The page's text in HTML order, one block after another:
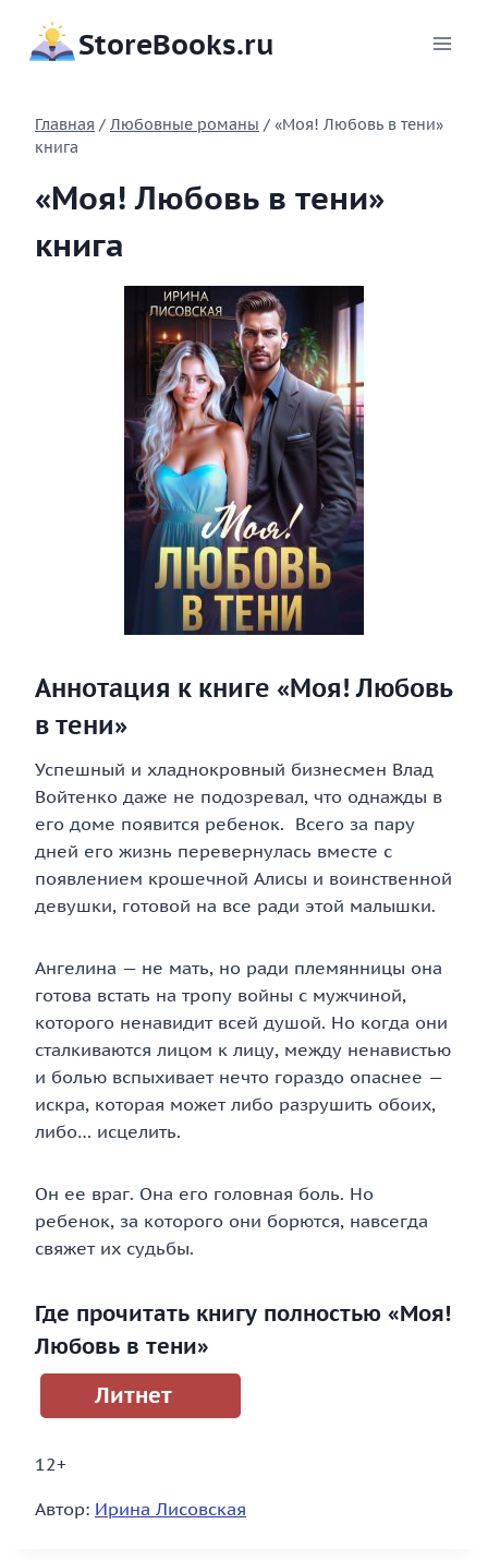
содержимому
StoreBooks.ru
Главная / Любовные романы / «Моя! Любовь в тени»
книга
«Моя! Любовь в тени»
книга
Аннотация к книге «Моя! Любовь
в тени»
Успешный и хладнокровный бизнесмен Влад
Войтенко даже не подозревал, что однажды в
его доме появится ребенок. Всего за пару
дней его жизнь перевернулась вместе с
появлением крошечной Алисы и воинственной
девушки, готовой на все ради этой малышки.
Ангелина — не мать, но ради племянницы она
готова встать на тропу войны с мужчиной,
которого ненавидит всей душой. Но когда они
сталкиваются лицом к лицу, между ненавистью
и болью вспыхивает нечто гораздо опаснее —
искра, которая может либо разрушить обоих,
либо… исцелить.
Он ее враг. Она его головная боль. Но
ребенок, за которого они борются, навсегда
свяжет их судьбы.
Где прочитать книгу полностью «Моя!
Любовь в тени»
Литнет
12+
Автор: Ирина Лисовская